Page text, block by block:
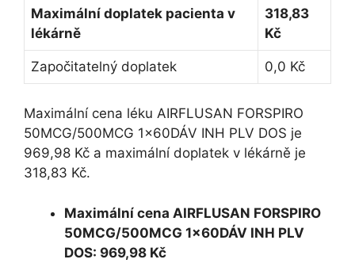
Maximální doplatek pacienta v
lékárně
318,83
Kč
Započitatelný doplatek 0,0 Kč
Maximální cena léku AIRFLUSAN FORSPIRO
50MCG/500MCG 1x60DÁV INH PLV DOS je
969,98 Kč a maximální doplatek v lékárně je
318,83 Kč.
Maximální cena AIRFLUSAN FORSPIRO
50MCG/500MCG 1x60DÁV INH PLV
DOS: 969,98 Kč